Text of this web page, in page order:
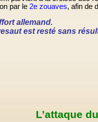
par le 2e zouaves, afin de
allemand.
est resté sans
L’attaque